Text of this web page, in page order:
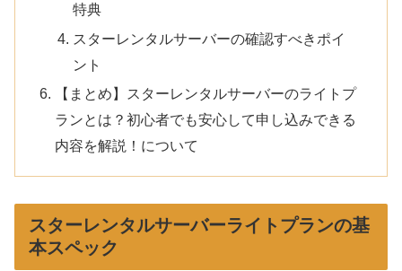
特典
スターレンタルサーバーの確認すべきポイ
ント
【まとめ】スターレンタルサーバーのライトプ
ランとは？初心者でも安心して申し込みできる
内容を解説！について
スターレンタルサーバーライトプランの基
本スペック